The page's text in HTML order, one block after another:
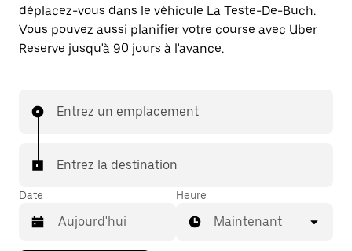
déplacez-vous dans le véhicule La Teste-De-Buch.
Vous pouvez aussi planifier votre course avec Uber
Reserve jusqu'à 90 jours à l'avance.
Entrez un emplacement
Entrez la destination
Date Heure
Maintenant